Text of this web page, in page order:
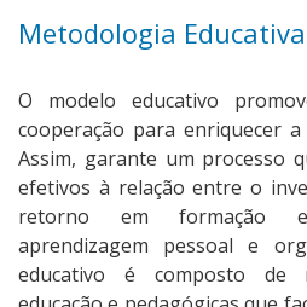
Metodologia Educativa
O modelo educativo
cooperação para enriquecer
Assim, garante um processo
efetivos à relação entre o
retorno em formação
aprendizagem pessoal e
educativo é composto de